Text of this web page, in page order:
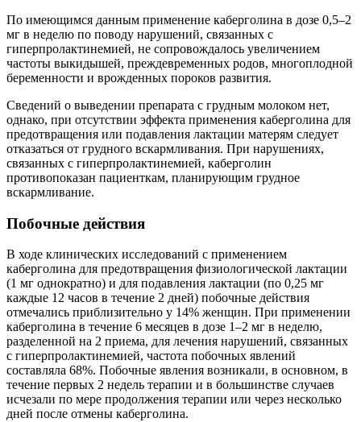
По имеющимся данным применение каберголина в дозе 0,5–2
мг в неделю по поводу нарушений, связанных с
гиперпролактинемией, не сопровождалось увеличением
частоты выкидышей, преждевременных родов, многоплодной
беременности и врожденных пороков развития.
Сведений о выведении препарата с грудным молоком нет,
однако, при отсутствии эффекта применения каберголина для
предотвращения или подавления лактации матерям следует
отказаться от грудного вскармливания. При нарушениях,
связанных с гиперпролактинемией, каберголин
противопоказан пациенткам, планирующим грудное
вскармливание.
Побочные действия
В ходе клинических исследований с применением
каберголина для предотвращения физиологической лактации
(1 мг однократно) и для подавления лактации (по 0,25 мг
каждые 12 часов в течение 2 дней) побочные действия
отмечались приблизительно у 14% женщин. При применении
каберголина в течение 6 месяцев в дозе 1–2 мг в неделю,
разделенной на 2 приема, для лечения нарушений, связанных
с гиперпролактинемией, частота побочных явлений
составляла 68%. Побочные явления возникали, в основном, в
течение первых 2 недель терапии и в большинстве случаев
исчезали по мере продолжения терапии или через несколько
дней после отмены каберголина.